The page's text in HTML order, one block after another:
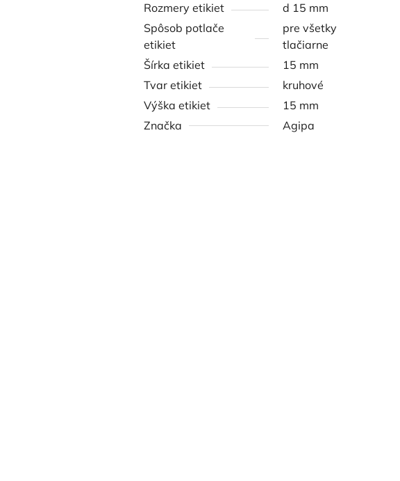
Rozmery etikiet
d 15 mm
Spôsob potlače
etikiet
pre všetky
tlačiarne
Šírka etikiet
15 mm
Tvar etikiet
kruhové
Výška etikiet
15 mm
Značka
Agipa